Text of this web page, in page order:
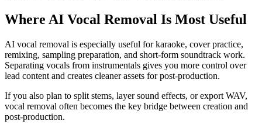
Where AI Vocal Removal Is Most Useful
AI vocal removal is especially useful for karaoke, cover practice,
remixing, sampling preparation, and short-form soundtrack work.
Separating vocals from instrumentals gives you more control over
lead content and creates cleaner assets for post-production.
If you also plan to split stems, layer sound effects, or export WAV,
vocal removal often becomes the key bridge between creation and
post-production.